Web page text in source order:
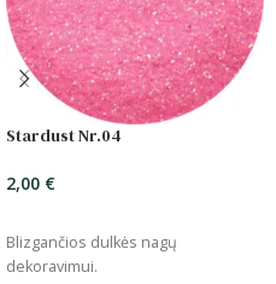
Stardust Nr.04
2,00 €
Blizgančios dulkės nagų
dekoravimui.